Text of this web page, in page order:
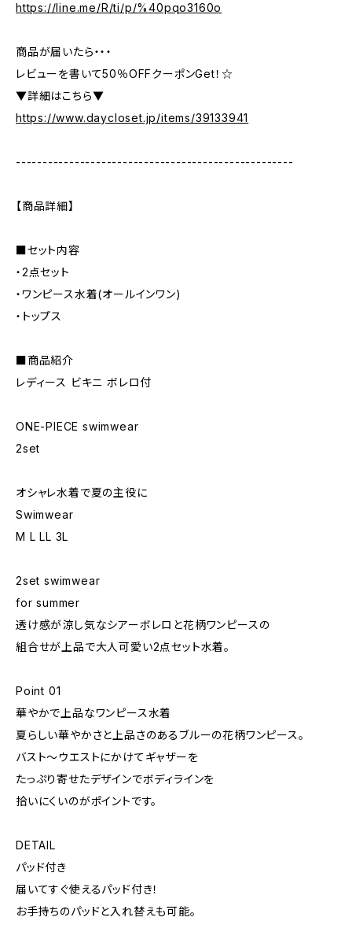
https://line.me/R/ti/p/%40pqo3160o
商品が届いたら・・・
レビューを書いて50％OFFクーポンGet！☆
▼詳細はこちら▼
https://www.daycloset.jp/items/39133941
----------------------------------------------------
【商品詳細】
■セット内容
・2点セット
・ワンピース水着(オールインワン)
・トップス
■商品紹介
レディース ビキニ ボレロ付
ONE-PIECE swimwear
2set
オシャレ水着で夏の主役に
Swimwear
M L LL 3L
2set swimwear
for summer
透け感が涼し気なシアーボレロと花柄ワンピースの
組合せが上品で大人可愛い2点セット水着。
Point 01
華やかで上品なワンピース水着
夏らしい華やかさと上品さのあるブルーの花柄ワンピース。
バスト〜ウエストにかけてギャザーを
たっぷり寄せたデザインでボディラインを
拾いにくいのがポイントです。
DETAIL
パッド付き
届いてすぐ使えるパッド付き！
お手持ちのパッドと入れ替えも可能。